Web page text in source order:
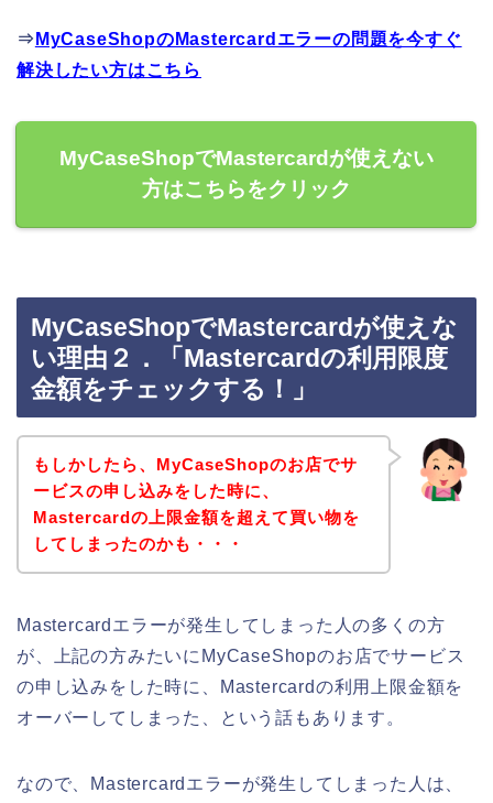
⇒ MyCaseShopのMastercardエラーの問題を今すぐ
解決したい方はこちら
MyCaseShopでMastercardが使えない
方はこちらをクリック
MyCaseShopでMastercardが使えな
い理由２．「Mastercardの利用限度
金額をチェックする！」
もしかしたら、MyCaseShopのお店でサ
ービスの申し込みをした時に、
Mastercardの上限金額を超えて買い物を
してしまったのかも・・・
Mastercardエラーが発生してしまった人の多くの方
が、上記の方みたいにMyCaseShopのお店でサービス
の申し込みをした時に、Mastercardの利用上限金額を
オーバーしてしまった、という話もあります。
なので、Mastercardエラーが発生してしまった人は、